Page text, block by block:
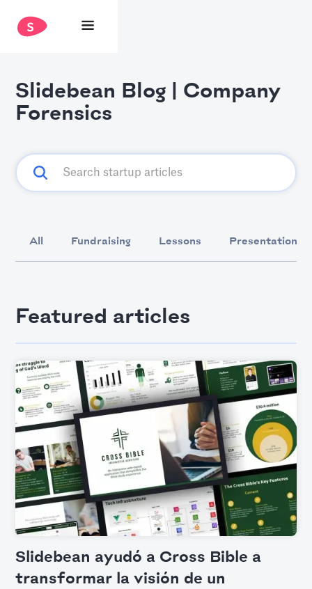
Slidebean Blog | Company
Forensics
All Fundraising Lessons Presentation
Featured articles
Slidebean ayudó a Cross Bible a
transformar la visión de un